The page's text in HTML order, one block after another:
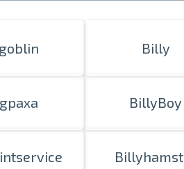
Billy
BillyBoy